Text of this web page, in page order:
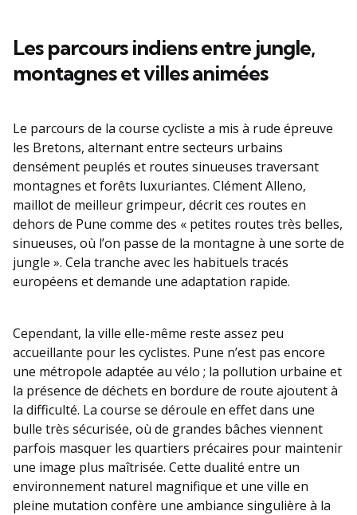
Les parcours indiens entre jungle,
montagnes et villes animées
Le parcours de la course cycliste a mis à rude épreuve
les Bretons, alternant entre secteurs urbains
densément peuplés et routes sinueuses traversant
montagnes et forêts luxuriantes. Clément Alleno,
maillot de meilleur grimpeur, décrit ces routes en
dehors de Pune comme des « petites routes très belles,
sinueuses, où l’on passe de la montagne à une sorte de
jungle ». Cela tranche avec les habituels tracés
européens et demande une adaptation rapide.
Cependant, la ville elle-même reste assez peu
accueillante pour les cyclistes. Pune n’est pas encore
une métropole adaptée au vélo ; la pollution urbaine et
la présence de déchets en bordure de route ajoutent à
la difficulté. La course se déroule en effet dans une
bulle très sécurisée, où de grandes bâches viennent
parfois masquer les quartiers précaires pour maintenir
une image plus maîtrisée. Cette dualité entre un
environnement naturel magnifique et une ville en
pleine mutation confère une ambiance singulière à la